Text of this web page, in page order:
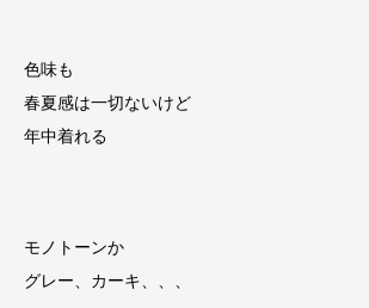
色味も
春夏感は一切ないけど
年中着れる
モノトーンか
グレー、カーキ、、、